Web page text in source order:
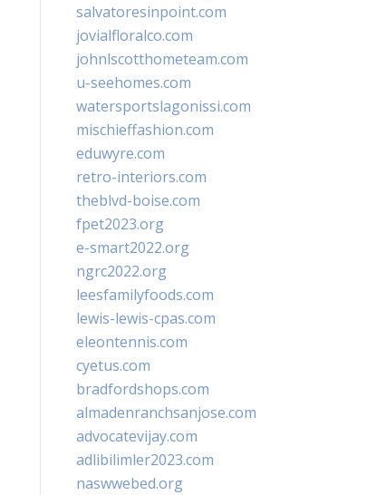
salvatoresinpoint.com
jovialfloralco.com
johnlscotthometeam.com
u-seehomes.com
watersportslagonissi.com
mischieffashion.com
eduwyre.com
retro-interiors.com
theblvd-boise.com
fpet2023.org
e-smart2022.org
ngrc2022.org
leesfamilyfoods.com
lewis-lewis-cpas.com
eleontennis.com
cyetus.com
bradfordshops.com
almadenranchsanjose.com
advocatevijay.com
adlibilimler2023.com
naswwebed.org